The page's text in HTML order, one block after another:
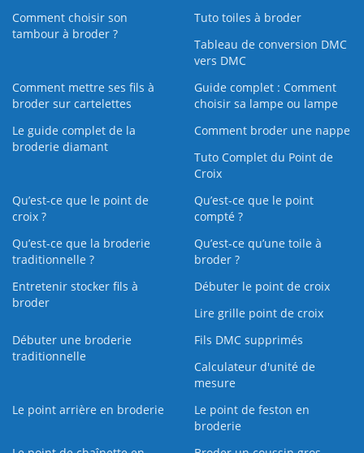
Comment choisir son
tambour à broder ?
Tuto toiles à broder
Tableau de conversion DMC
vers DMC
Comment mettre ses fils à
broder sur cartelettes
Guide complet : Comment
choisir sa lampe ou lampe
Le guide complet de la
broderie diamant
Comment broder une nappe
Tuto Complet du Point de
Croix
Qu’est-ce que le point de
croix ?
Qu’est-ce que le point
compté ?
Qu’est-ce que la broderie
traditionnelle ?
Qu’est‑ce qu’une toile à
broder ?
Entretenir stocker fils à
broder
Débuter le point de croix
Lire grille point de croix
Débuter une broderie
traditionnelle
Fils DMC supprimés
Calculateur d'unité de
mesure
Le point arrière en broderie
Le point de feston en
broderie